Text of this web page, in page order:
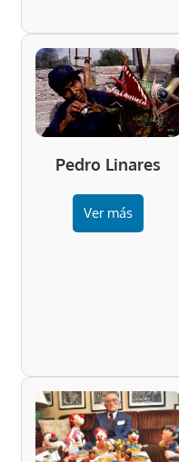
Pedro Linares
Ver más